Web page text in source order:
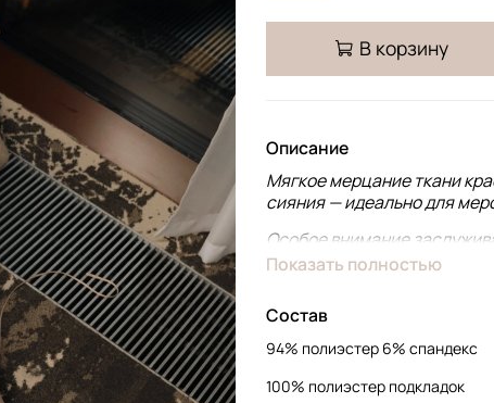
В корзину
Описание
Мягкое мерцание ткани
сияния — идеально для
Особое внимание
аккуратно фиксируют
благодаря чему оно не
в каждом движении.
Крой платья продуман до
плавно повторяя линии
Показать полностью
Состав
94% полиэстер 6% спандекс
100% полиэстер подкладок